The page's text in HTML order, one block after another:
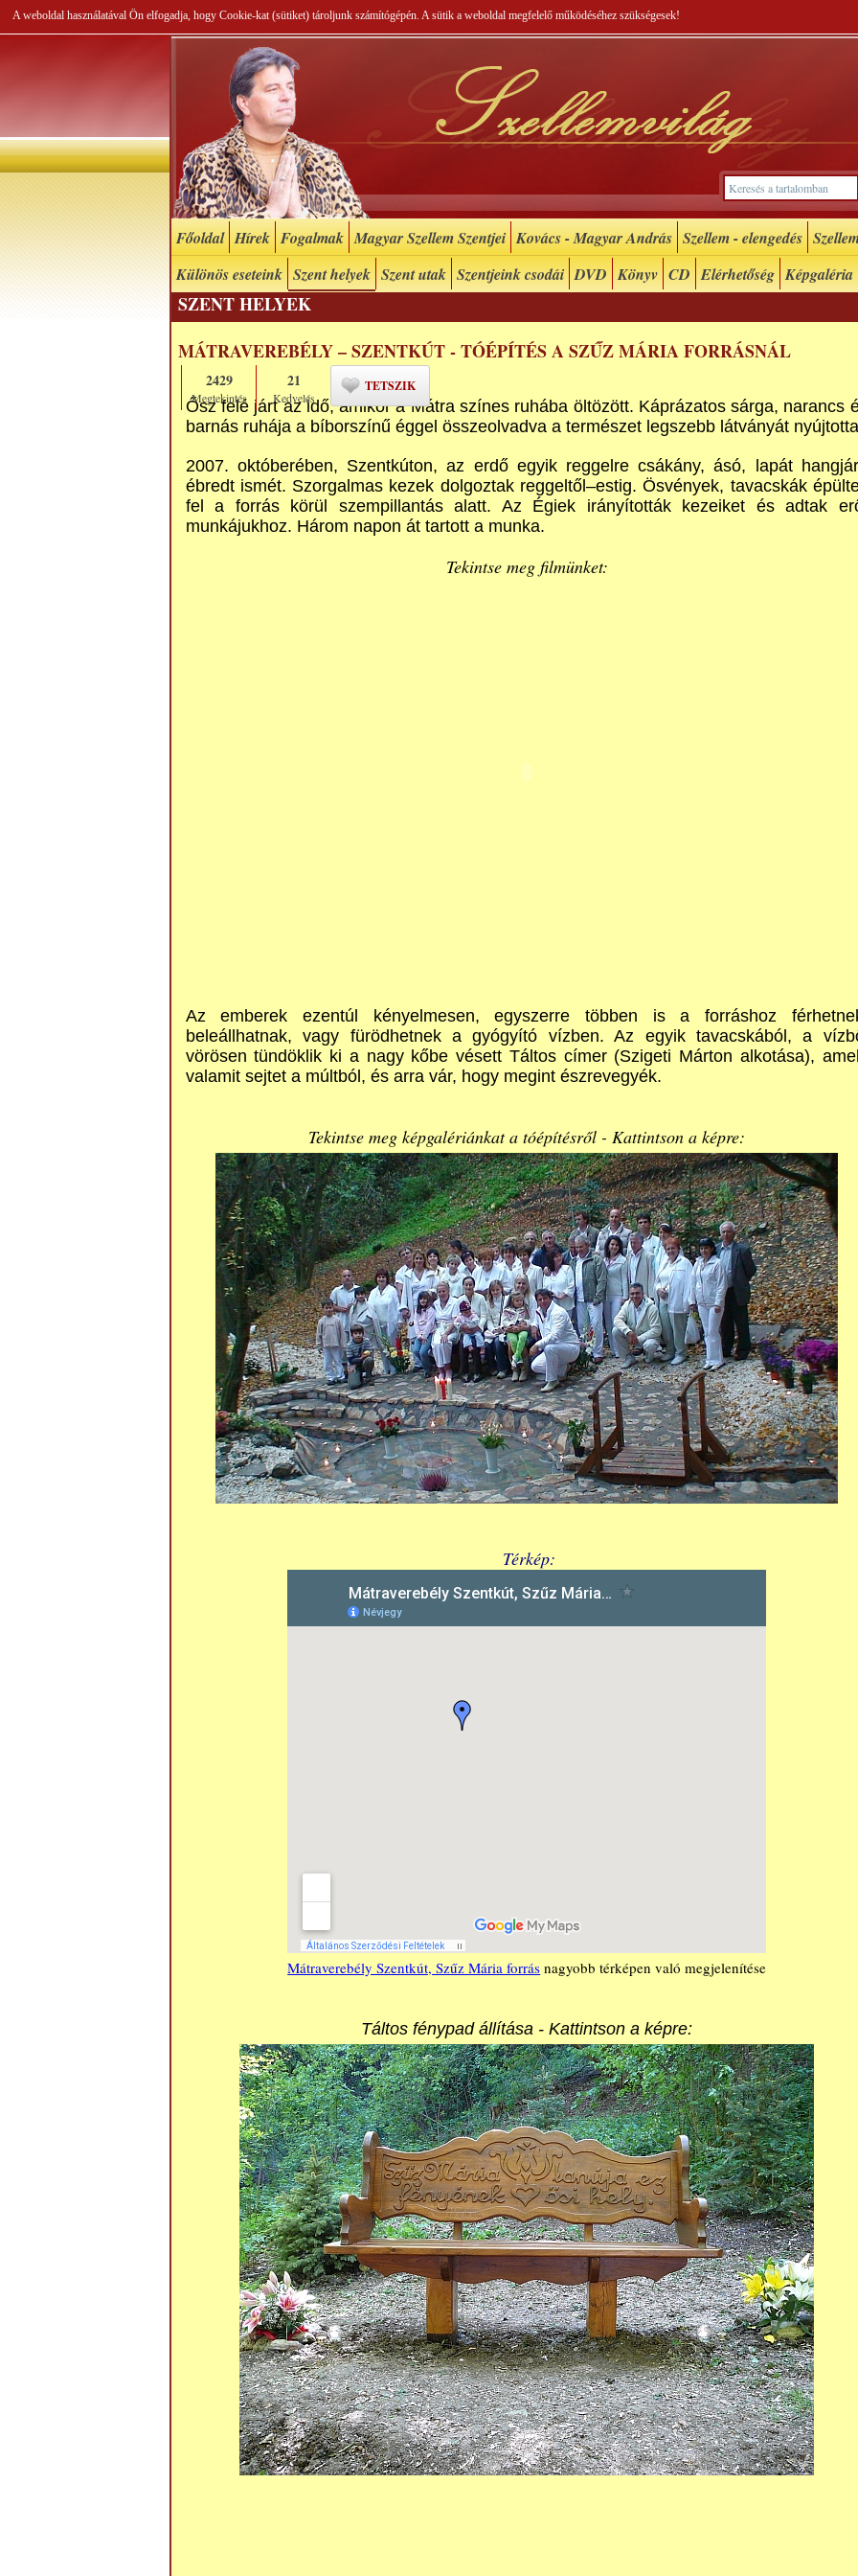
A weboldal használatával Ön elfogadja, hogy Cookie-kat (sütiket) tároljunk számítógépén. A sütik a weboldal megfelelő működéséhez szükségesek!
Főoldal Hírek Fogalmak Magyar Szellem Szentjei Kovács - Magyar András Szellem - elengedés
Különös eseteink Szent helyek Szent utak Szentjeink csodái DVD Könyv CD Elérhetőség Képgaléria
SZENT HELYEK
MÁTRAVEREBÉLY – SZENTKÚT - TÓÉPÍTÉS A SZŰZ MÁRIA FORRÁSNÁL
2429
Megtekintés
21
Kedvelés
TETSZIK
Ősz felé járt az idő, amikor a Mátra színes ruhába öltözött. Káprázatos sárga, narancs
barnás ruhája a bíborszínű éggel összeolvadva a természet legszebb látványát
2007. októberében, Szentkúton, az erdő egyik reggelre csákány, ásó, lapát
ébredt ismét. Szorgalmas kezek dolgoztak reggeltől–estig. Ösvények, tavacskák
fel a forrás körül szempillantás alatt. Az Égiek irányították kezeiket és adtak
munkájukhoz. Három napon át tartott a munka.
Tekintse meg filmünket:
Az emberek ezentúl kényelmesen, egyszerre többen is a forráshoz
beleállhatnak, vagy fürödhetnek a gyógyító vízben. Az egyik tavacskából, a
vörösen tündöklik ki a nagy kőbe vésett Táltos címer (Szigeti Márton alkotása),
valamit sejtet a múltból, és arra vár, hogy megint észrevegyék.
Tekintse meg képgalériánkat a tóépítésről -Kattintson a képre:
Térkép:
Mátraverebély Szentkút, Szűz Mária forrás nagyobb térképen való megjelenítése
Táltos fénypad állítása - Kattintson a képre: